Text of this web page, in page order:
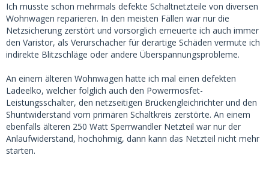
Ich musste schon mehrmals defekte Schaltnetzteile von diversen
Wohnwagen reparieren. In den meisten Fällen war nur die
Netzsicherung zerstört und vorsorglich erneuerte ich auch immer
den Varistor, als Verurschacher für derartige Schäden vermute ich
indirekte Blitzschläge oder andere Überspannungsprobleme.
An einem älteren Wohnwagen hatte ich mal einen defekten
Ladeelko, welcher folglich auch den Powermosfet-
Leistungsschalter, den netzseitigen Brückengleichrichter und den
Shuntwiderstand vom primären Schaltkreis zerstörte. An einem
ebenfalls älteren 250 Watt Sperrwandler Netzteil war nur der
Anlaufwiderstand, hochohmig, dann kann das Netzteil nicht mehr
starten.